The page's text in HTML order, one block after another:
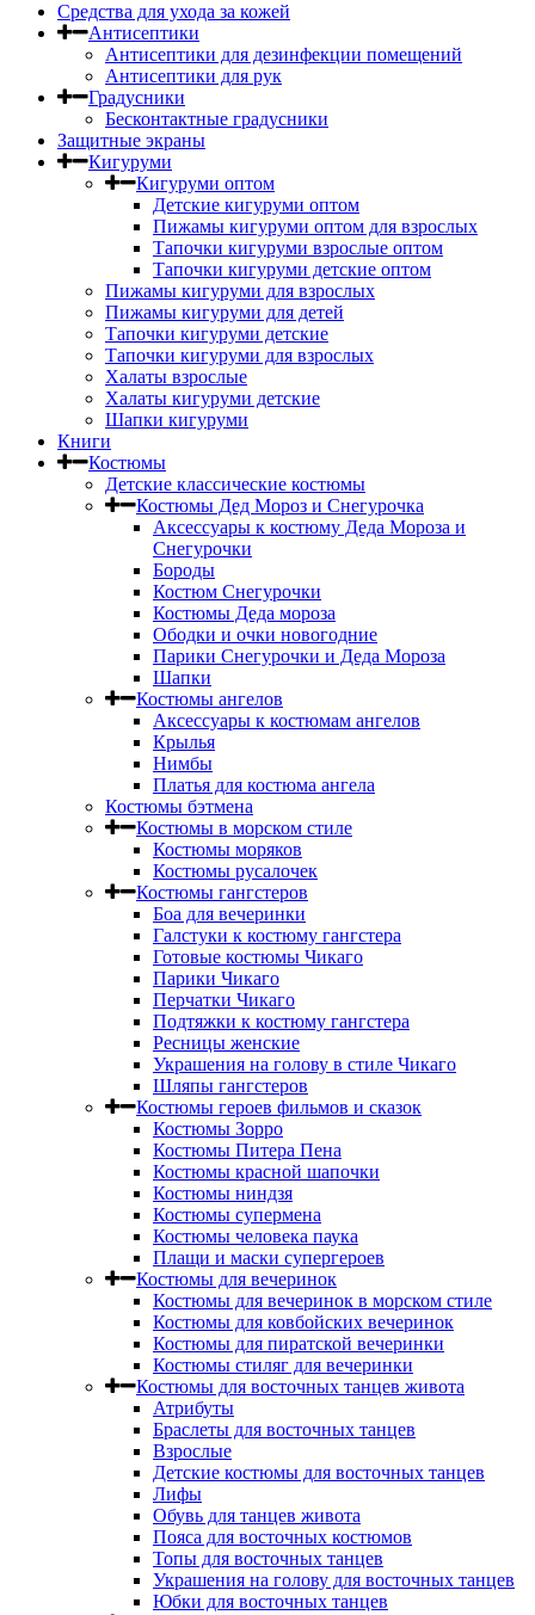
Средства для ухода за кожей
Антисептики
Антисептики для дезинфекции помещений
Антисептики для рук
Градусники
Бесконтактные градусники
Защитные экраны
Кигуруми
Кигуруми оптом
Детские кигуруми оптом
Пижамы кигуруми оптом для взрослых
Тапочки кигуруми взрослые оптом
Тапочки кигуруми детские оптом
Пижамы кигуруми для взрослых
Пижамы кигуруми для детей
Тапочки кигуруми детские
Тапочки кигуруми для взрослых
Халаты взрослые
Халаты кигуруми детские
Шапки кигуруми
Книги
Костюмы
Детские классические костюмы
Костюмы Дед Мороз и Снегурочка
Аксессуары к костюму Деда Мороза и
Снегурочки
Бороды
Костюм Снегурочки
Костюмы Деда мороза
Ободки и очки новогодние
Парики Снегурочки и Деда Мороза
Шапки
Костюмы ангелов
Аксессуары к костюмам ангелов
Крылья
Нимбы
Платья для костюма ангела
Костюмы бэтмена
Костюмы в морском стиле
Костюмы моряков
Костюмы русалочек
Костюмы гангстеров
Боа для вечеринки
Галстуки к костюму гангстера
Готовые костюмы Чикаго
Парики Чикаго
Перчатки Чикаго
Подтяжки к костюму гангстера
Ресницы женские
Украшения на голову в стиле Чикаго
Шляпы гангстеров
Костюмы героев фильмов и сказок
Костюмы Зорро
Костюмы Питера Пена
Костюмы красной шапочки
Костюмы ниндзя
Костюмы супермена
Костюмы человека паука
Плащи и маски супергероев
Костюмы для вечеринок
Костюмы для вечеринок в морском стиле
Костюмы для ковбойских вечеринок
Костюмы для пиратской вечеринки
Костюмы стиляг для вечеринки
Костюмы для восточных танцев живота
Атрибуты
Браслеты для восточных танцев
Взрослые
Детские костюмы для восточных танцев
Лифы
Обувь для танцев живота
Пояса для восточных костюмов
Топы для восточных танцев
Украшения на голову для восточных танцев
Юбки для восточных танцев